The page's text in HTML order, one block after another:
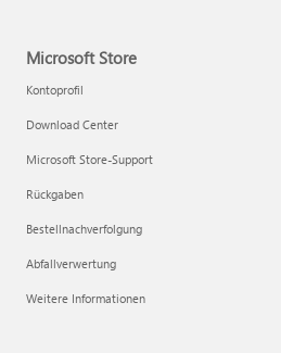
Microsoft Store
Kontoprofil
Download Center
Microsoft Store-Support
Rückgaben
Bestellnachverfolgung
Abfallverwertung
Weitere Informationen